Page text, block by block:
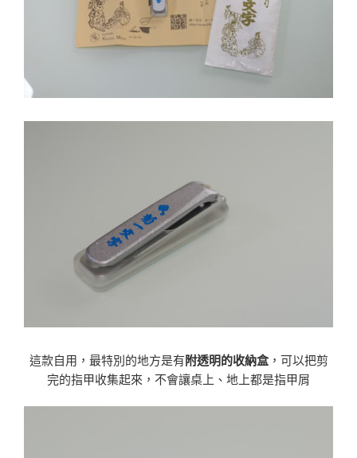
這款自用，最特別的地方是有附透明的收納盒，可以把剪
完的指甲收集起來，不會讓桌上、地上都是指甲屑